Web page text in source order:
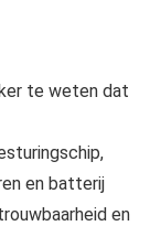
te weten dat
en batterij
en